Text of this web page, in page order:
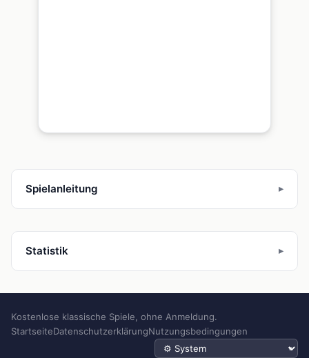
Spielanleitung
Statistik
Kostenlose klassische Spiele, ohne Anmeldung.
StartseiteDatenschutzerklärungNutzungsbedingungen
Design